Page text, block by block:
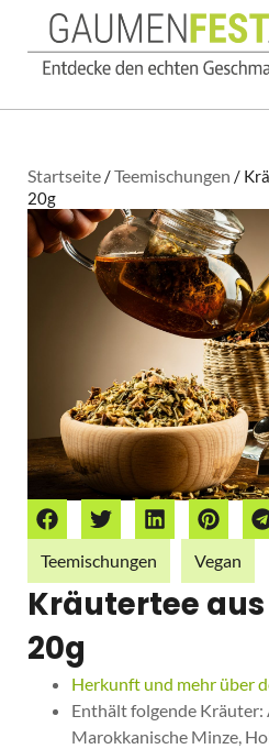
Startseite/Teemischungen /
20g
Teemischungen Vegan
Kräutertee
20g
Herkunft und mehr über
Enthält folgende Kräuter:
Marokkanische Minze,